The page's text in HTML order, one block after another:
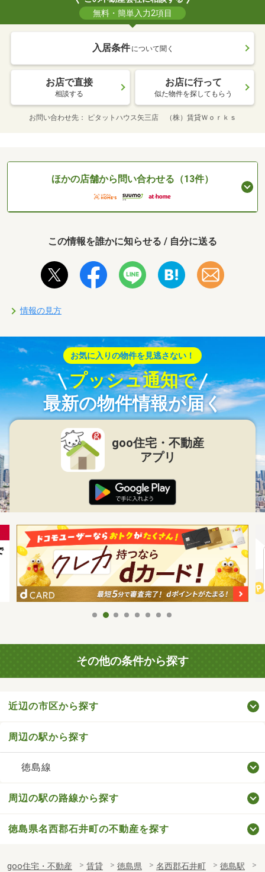
無料・簡単入力2項目
入居条件 について聞く
お店で直接
相談する
お店に行って
似た物件を探してもらう
お問い合わせ先 ピタットハウス矢三店 （株）賃貸Ｗｏｒｋｓ
ほかの店舗から問い合わせる（13件）
この情報を誰かに知らせる / 自分に送る
情報の見方
お気に入りの物件を見逃さない！
プッシュ通知で
最新の物件情報が届く
goo住宅・不動産
アプリ
その他の条件から探す
近辺の市区から探す
周辺の駅から探す
徳島線
周辺の駅の路線から探す
徳島県名西郡石井町の不動産を探す
goo住宅・不動産 賃貸 徳島県 名西郡石井町
徳島駅